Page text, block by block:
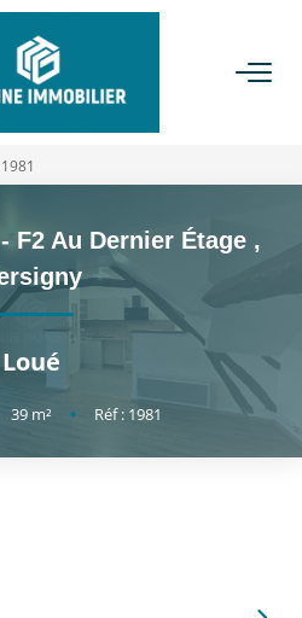
AGENCE
F2 Au Dernier Étage ,
Loué
39m² • Réf : 1981